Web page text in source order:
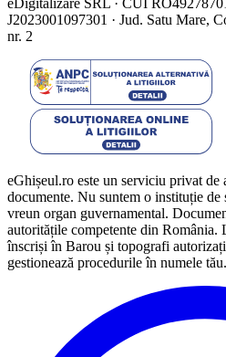
eDigitalizare SRL · CUI
J2023001097301 · Jud. Satu Mare,
nr. 2
eGhișeul.ro este un serviciu privat de
documente. Nu suntem o instituție de
vreun organ guvernamental.
autoritățile competente din România.
înscriși în Barou și topografi
gestionează procedurile în numele tău.